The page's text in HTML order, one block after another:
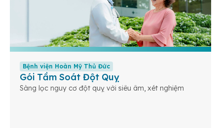
Bệnh viện Hoàn Mỹ Thủ Đức
Gói Tầm Soát Đột Quỵ
Sàng lọc nguy cơ đột quỵ với siêu âm, xét nghiệm